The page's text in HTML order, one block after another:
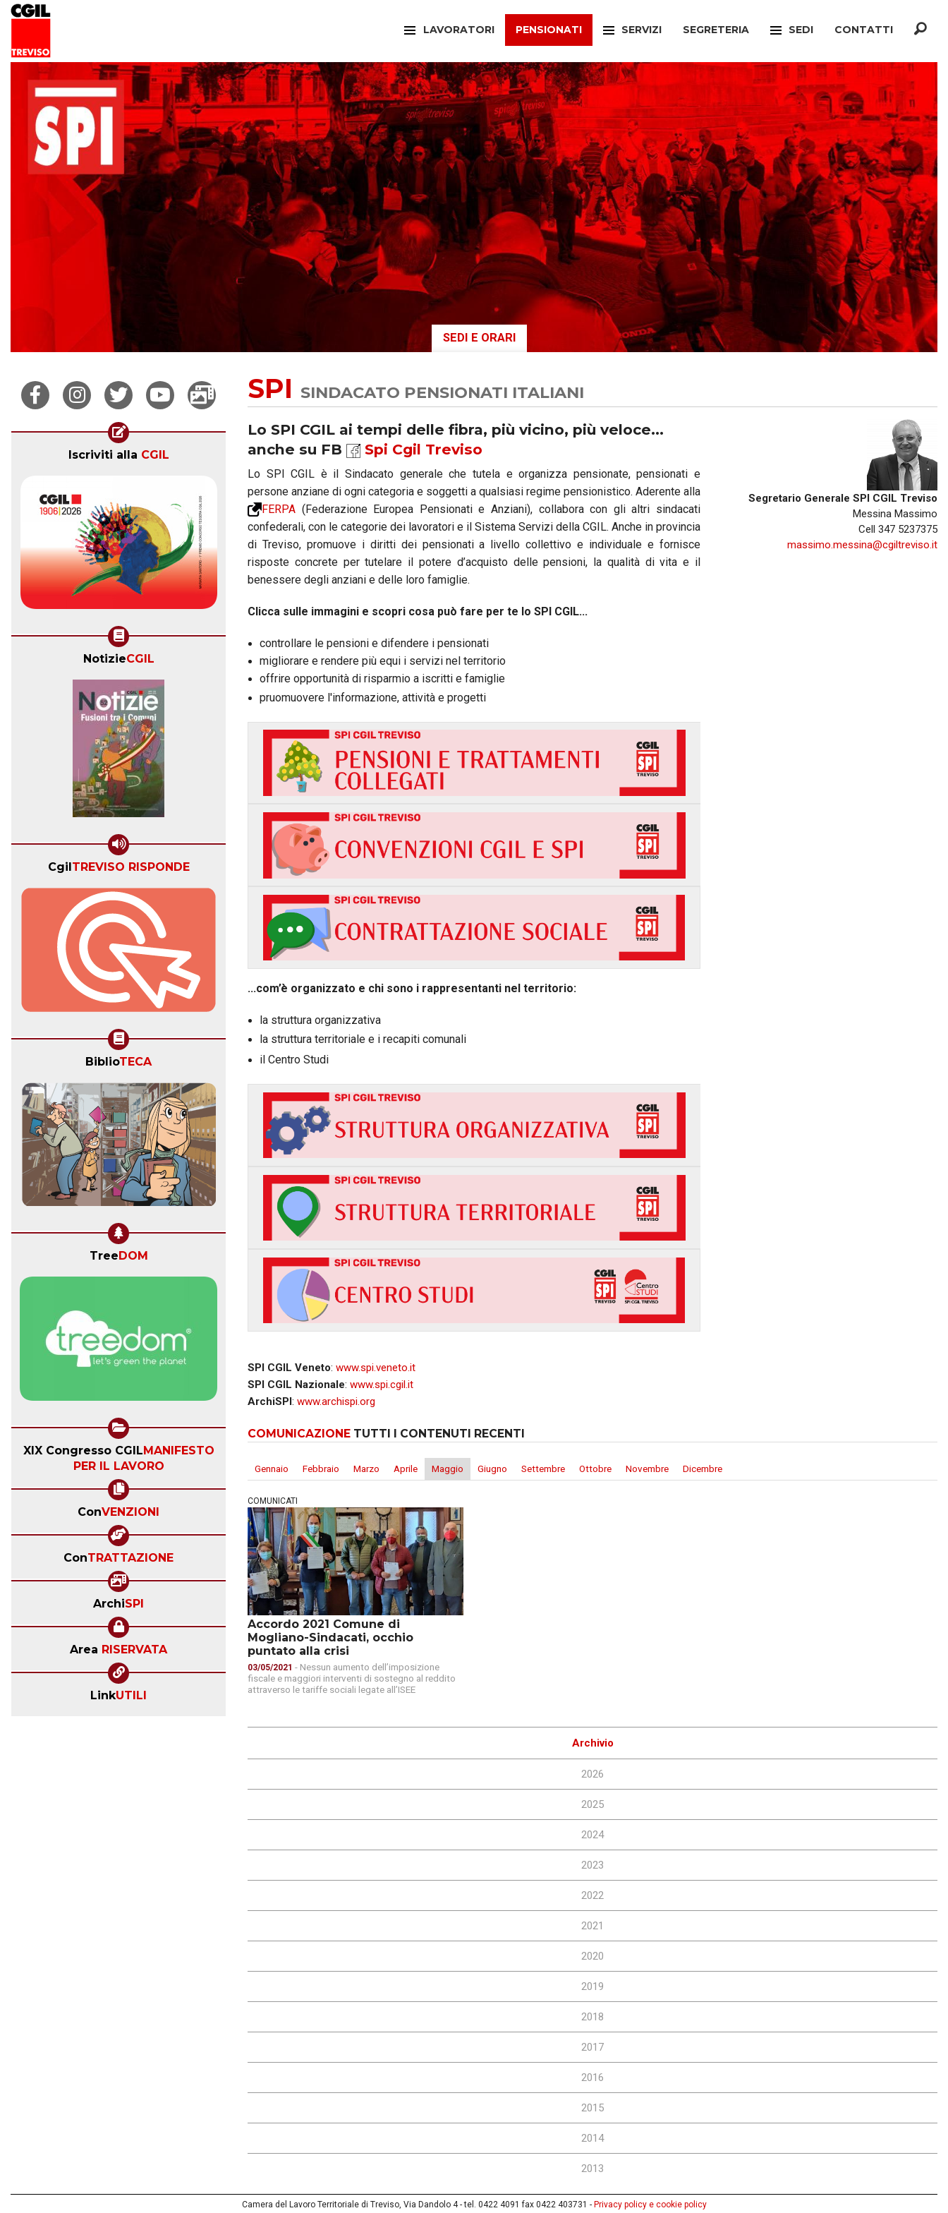
LAVORATORI
FILCAMS
FILCTEM
FILLEA
FILT
FISAC
FLAI
FLC
NIDIL
SLC
PENSIONATI SERVIZI
CAAF
PATRONATO INCA
SPORTELLO MIGRANTI
UFFICIO VERTENZE
ARTIGIANATO
SPORTELLO DIMISSIONI
SPORTELLO SOCIALE
SUNIA
FEDERCONSUMATORI
AUSER
SEGRETERIA SEDI
TREVISO
MOGLIANO VENETO
PAESE
RONCADE
VILLORBA
CASTELFRANCO VENETO
ONÈ DI FONTE
CONEGLIANO
PIEVE DI SOLIGO
BREDA DI PIAVE
CROCETTA DEL MONTELLO
MOTTA DI LIVENZA
PONTE DI PIAVE
CONTATTI
SEDI E ORARI
SPI SINDACATO PENSIONATI ITALIANI
Lo SPI CGIL ai tempi delle fibra, più vicino, più veloce...
anche su FB
Spi Cgil Treviso
Lo SPI CGIL è il Sindacato generale che tutela e organizza pensionate, pensionati e
persone anziane di ogni categoria e soggetti a qualsiasi regime pensionistico. Aderente alla
FERPA (Federazione Europea Pensionati e Anziani), collabora con gli altri sindacati
confederali, con le categorie dei lavoratori e il Sistema Servizi della CGIL. Anche in provincia
di Treviso, promuove i diritti dei pensionati a livello collettivo e individuale e fornisce
risposte concrete per tutelare il potere d’acquisto delle pensioni, la qualità di vita e il
benessere degli anziani e delle loro famiglie.
Clicca sulle immagini e scopri cosa può fare per te lo SPI CGIL...
controllare le pensioni e difendere i pensionati
migliorare e rendere più equi i servizi nel territorio
offrire opportunità di risparmio a iscritti e famiglie
pruomuovere l'informazione, attività e progetti
...com’è organizzato e chi sono i rappresentanti nel territorio:
la struttura organizzativa
la struttura territoriale e i recapiti comunali
il Centro Studi
SPI CGIL Veneto: www.spi.veneto.it
SPI CGIL Nazionale: www.spi.cgil.it
ArchiSPI: www.archispi.org
Segretario Generale SPI CGIL Treviso
Messina Massimo
Cell 347 5237375
massimo.messina@cgiltreviso.it
COMUNICAZIONE TUTTI I CONTENUTI RECENTI
Gennaio Febbraio Marzo Aprile Maggio Giugno Settembre Ottobre Novembre Dicembre
COMUNICATI
Accordo 2021 Comune di
Mogliano-Sindacati, occhio
puntato alla crisi
03/05/2021 - Nessun aumento dell’imposizione
fiscale e maggiori interventi di sostegno al reddito
attraverso le tariffe sociali legate all’ISEE
Archivio
2026
2025
2024
2023
2022
2021
2020
2019
2018
2017
2016
2015
2014
2013
Iscriviti alla CGIL
NotizieCGIL
CgilTREVISO RISPONDE
BiblioTECA
TreeDOM
XIX Congresso CGILMANIFESTO
PER IL LAVORO
ConVENZIONI
ConTRATTAZIONE
ArchiSPI
Area RISERVATA
LinkUTILI
Camera del Lavoro Territoriale di Treviso, Via Dandolo 4 - tel. 0422 4091 fax 0422 403731 - Privacy policy e cookie policy